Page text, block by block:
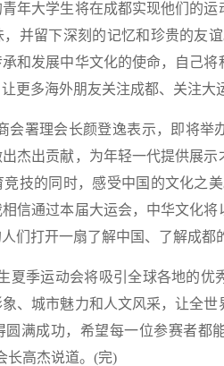
年大学生将在成都实现他们的
并留下深刻的记忆和珍贵的友
和发展中华文化的使命，自己将
更多海外朋友关注成都、关注大
署理会长颜登逸表示，即将举
杰出贡献，为年轻一代提供展
技的同时，感受中国的文化之
信通过本届大运会，中华文化
们打开一扇了解中国、了解成都
夏季运动会将吸引全球各地的优
、城市魅力和人文风采，让全
圆满成功，希望每一位参赛者都
长高杰说道。(完)